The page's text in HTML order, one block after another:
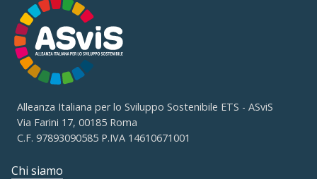
Alleanza Italiana per lo Sviluppo Sostenibile ETS - ASviS
Via Farini 17, 00185 Roma
C.F. 97893090585 P.IVA 14610671001
Chi siamo